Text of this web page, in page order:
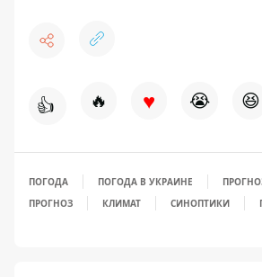
👍 🔥 ♥ 😭 😆
ПОГОДА ПОГОДА В УКРАИНЕ
ПРОГНОЗ
КЛИМАТ СИНОПТИКИ